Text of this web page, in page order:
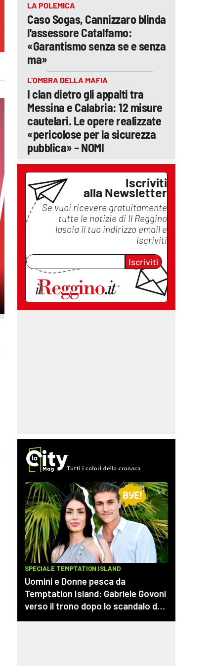
LA POLEMICA
Caso Sogas, Cannizzaro blinda
l'assessore Catalfamo:
«Garantismo senza se e senza
ma»
L’OMBRA DELLA MAFIA
I clan dietro gli appalti tra
Messina e Calabria: 12 misure
cautelari. Le opere realizzate
«pericolose per la sicurezza
pubblica» – NOMI
Iscriviti
alla Newsletter
Se vuoi ricevere gratuitamente
tutte le notizie di Il Reggino
lascia il tuo indirizzo email e
iscriviti
Iscriviti